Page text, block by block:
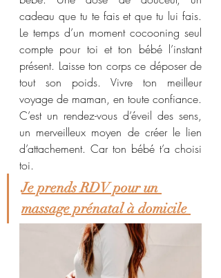
cadeau que tu te fais et que tu lui fais.
Le temps d’un moment cocooning seul
compte pour toi et ton bébé l’instant
présent. Laisse ton corps ce déposer de
tout son poids. Vivre ton meilleur
voyage de maman, en toute confiance.
C’est un rendez-vous d’éveil des sens,
un merveilleux moyen de créer le lien
d’attachement. Car ton bébé t’a choisi
toi.
Je prends RDV pour un
massage prénatal à domicile